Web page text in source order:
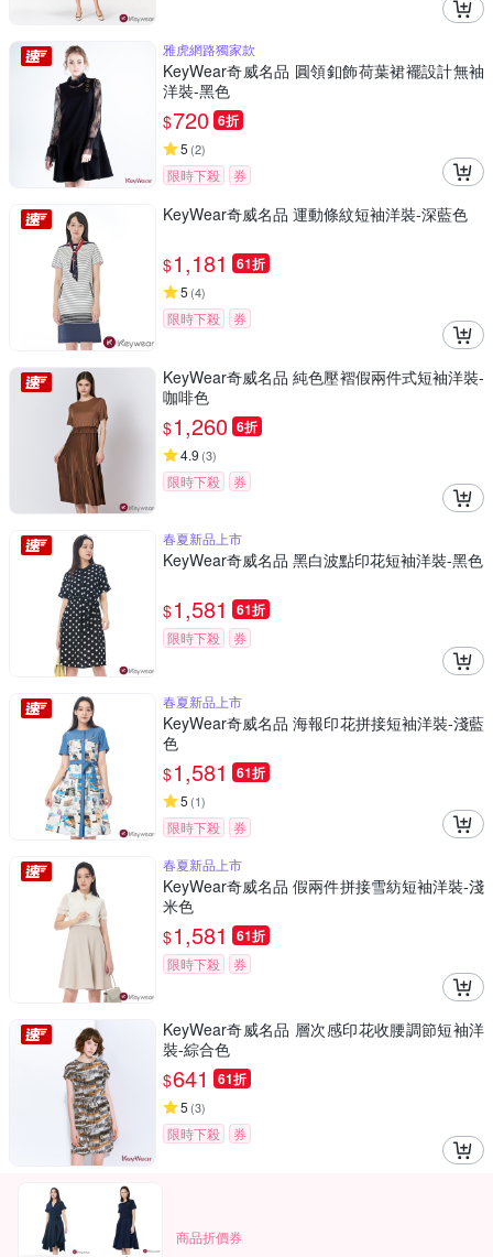
雅虎網路獨家款
KeyWear奇威名品 圓領釦飾荷葉裙襬設計無袖
洋裝-黑色
$720 6折
5 (2)
限時下殺 券
KeyWear奇威名品 運動條紋短袖洋裝-深藍色
$1,181 61折
5 (4)
限時下殺 券
KeyWear奇威名品 純色壓褶假兩件式短袖洋裝-
咖啡色
$1,260 6折
4.9 (3)
限時下殺 券
春夏新品上市
KeyWear奇威名品 黑白波點印花短袖洋裝-黑色
$1,581 61折
限時下殺 券
春夏新品上市
KeyWear奇威名品 海報印花拼接短袖洋裝-淺藍
色
$1,581 61折
5 (1)
限時下殺
券
春夏新品上市
KeyWear奇威名品 假兩件拼接雪紡短袖洋裝-淺
米色
$1,581 61折
限時下殺 券
KeyWear奇威名品 層次感印花收腰調節短袖洋
裝-綜合色
$641 61折
5 (3)
限時下殺 券
商品折價券